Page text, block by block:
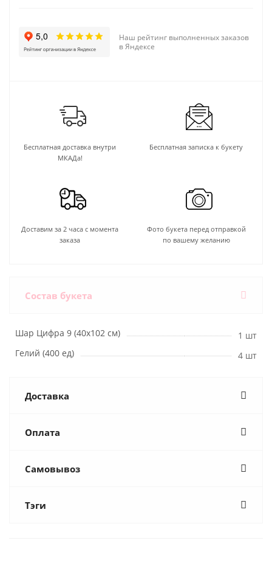
Наш рейтинг выполненных заказов
в Яндексе
Бесплатная доставка внутри
МКАДа!
Бесплатная записка к букету
Доставим за 2 часа с момента
заказа
Фото букета перед отправкой
по вашему желанию
Состав букета
Шар Цифра 9 (40х102 см)
1 шт
Гелий (400 ед)
4 шт
Доставка
Оплата
Самовывоз
Тэги